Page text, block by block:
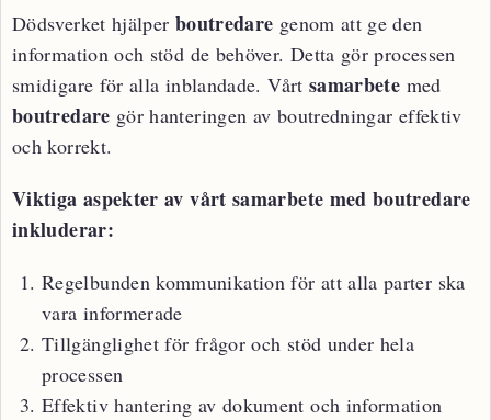
Dödsverket hjälper boutredare genom att ge den
information och stöd de behöver. Detta gör processen
smidigare för alla inblandade. Vårt samarbete med
boutredare gör hanteringen av boutredningar effektiv
och korrekt.
Viktiga aspekter av vårt samarbete med boutredare
inkluderar:
Regelbunden kommunikation för att alla parter ska
vara informerade
Tillgänglighet för frågor och stöd under hela
processen
Effektiv hantering av dokument och information